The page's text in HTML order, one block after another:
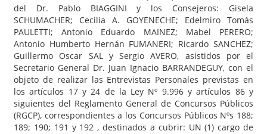
del Dr. Pablo BIAGGINI y los Consejeros: Gisela
SCHUMACHER; Cecilia A. GOYENECHE; Edelmiro Tomás
PAULETTI; Antonio Eduardo MAINEZ; Mabel PERERO;
Antonio Humberto Hernán FUMANERI; Ricardo SANCHEZ;
Guillermo Oscar SAL y Sergio AVERO, asistidos por el
Secretario General Dr. Juan Ignacio BARRANDEGUY, con el
objeto de realizar las Entrevistas Personales previstas en
los artículos 17 y 24 de la Ley Nº 9.996 y artículos 86 y
siguientes del Reglamento General de Concursos Públicos
(RGCP), correspondientes a los Concursos Públicos Nºs 188;
189; 190; 191 y 192 , destinados a cubrir: UN (1) cargo de